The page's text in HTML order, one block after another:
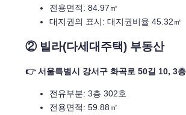
전용면적: 84.97㎡
대지권의 표시: 대지권비율 45.32㎡
② 빌라(다세대주택) 부동산
👉 서울특별시 강서구 화곡로 50길 10, 3
전유부분: 3층 302호
전용면적: 59.88㎡